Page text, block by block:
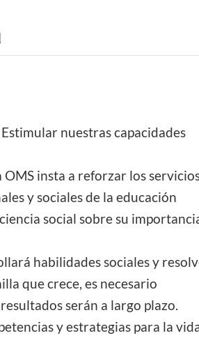
nuestras capacidades
insta a reforzar los
y sociales de la educación
social sobre su
habilidades sociales y
que crece, es necesario
serán a largo plazo.
y estrategias para la